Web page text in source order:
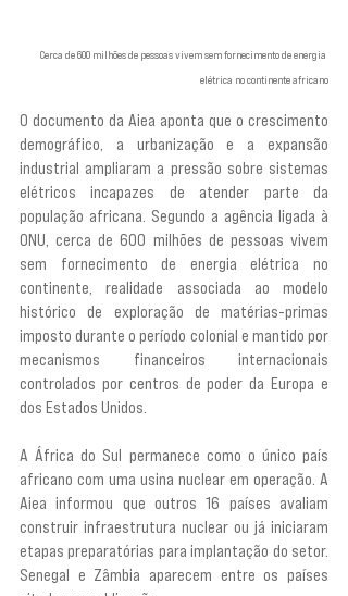
Cerca de 600 milhões de pessoas vivem sem fornecimento de energia
elétrica no continente africano
O documento da Aiea aponta que o crescimento
demográfico, a urbanização e a expansão
industrial ampliaram a pressão sobre sistemas
elétricos incapazes de atender parte da
população africana. Segundo a agência ligada à
ONU, cerca de 600 milhões de pessoas vivem
sem fornecimento de energia elétrica no
continente, realidade associada ao modelo
histórico de exploração de matérias-primas
imposto durante o período colonial e mantido por
mecanismos financeiros internacionais
controlados por centros de poder da Europa e
dos Estados Unidos.
A África do Sul permanece como o único país
africano com uma usina nuclear em operação. A
Aiea informou que outros 16 países avaliam
construir infraestrutura nuclear ou já iniciaram
etapas preparatórias para implantação do setor.
Senegal e Zâmbia aparecem entre os países